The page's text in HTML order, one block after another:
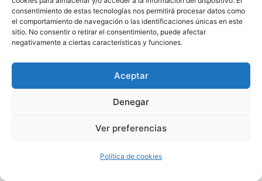
consentimiento de estas tecnologías nos permitirá procesar datos como
el comportamiento de navegación o las identificaciones únicas en este
sitio. No consentir o retirar el consentimiento, puede afectar
negativamente a ciertas características y funciones.
Aceptar
Denegar
Ver preferencias
Política de cookies
€106.25
Comprar en Amazon
Filtro para duchaSprite
gran sabor y alta pureza.